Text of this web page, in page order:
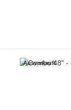
Ausverkauft